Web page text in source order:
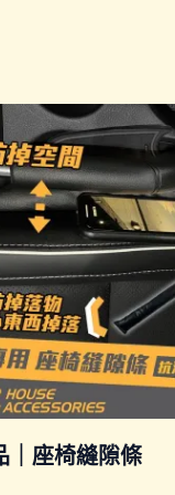
｜座椅縫隙條